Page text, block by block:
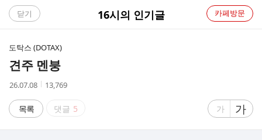
C
16시의 인기글
닫기 카페방문
도탁스 (DOTAX)
견주 멘붕
작
시
간
26.07.08
조
13,769
목록 댓글 5
글
가
글
자
가